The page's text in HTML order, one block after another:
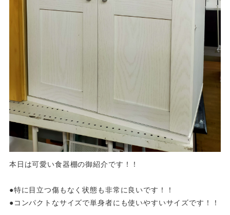
本日は可愛い食器棚の御紹介です！！
●特に目立つ傷もなく状態も非常に良いです！！
●コンパクトなサイズで単身者にも使いやすいサイズです！！